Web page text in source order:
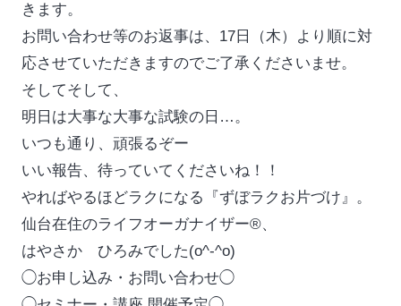
きます。
お問い合わせ等のお返事は、17日（木）より順に対
応させていただきますのでご了承くださいませ。
そしてそして、
明日は大事な大事な試験の日…。
いつも通り、頑張るぞー
いい報告、待っていてくださいね！！
やればやるほどラクになる『ずぼラクお片づけ』。
仙台在住のライフオーガナイザー®、
はやさか ひろみでした(o^-^o)
◯お申し込み・お問い合わせ◯